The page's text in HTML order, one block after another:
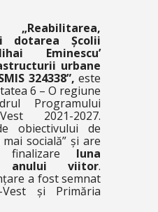
„Reabilitarea,
dotarea Școlii
Eminescu’
urbane
324338”, este
6 – O regiune
Programului
2021-2027.
obiectivului de
socială” și are
luna
anului viitor.
a fost semnat
și Primăria